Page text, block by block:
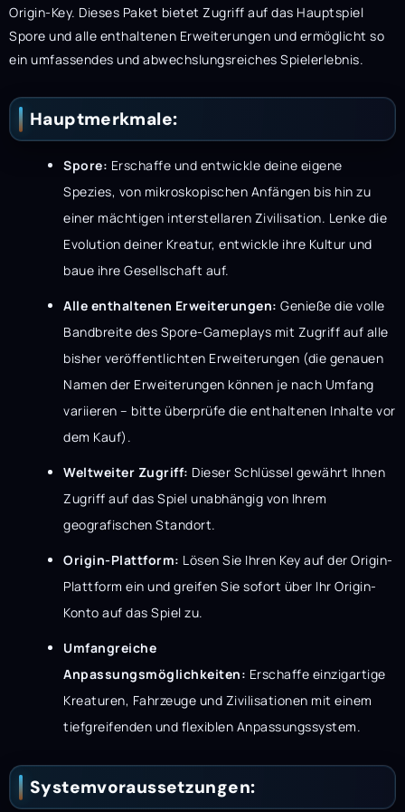
Origin-Key. Dieses Paket bietet Zugriff auf das Hauptspiel
Spore und alle enthaltenen Erweiterungen und ermöglicht so
ein umfassendes und abwechslungsreiches Spielerlebnis.
Hauptmerkmale:
Spore: Erschaffe und entwickle deine eigene
Spezies, von mikroskopischen Anfängen bis hin zu
einer mächtigen interstellaren Zivilisation. Lenke die
Evolution deiner Kreatur, entwickle ihre Kultur und
baue ihre Gesellschaft auf.
Alle enthaltenen Erweiterungen: Genieße die volle
Bandbreite des Spore-Gameplays mit Zugriff auf alle
bisher veröffentlichten Erweiterungen (die genauen
Namen der Erweiterungen können je nach Umfang
variieren – bitte überprüfe die enthaltenen Inhalte vor
dem Kauf).
Weltweiter Zugriff: Dieser Schlüssel gewährt Ihnen
Zugriff auf das Spiel unabhängig von Ihrem
geografischen Standort.
Origin-Plattform: Lösen Sie Ihren Key auf der Origin-
Plattform ein und greifen Sie sofort über Ihr Origin-
Konto auf das Spiel zu.
Umfangreiche
Anpassungsmöglichkeiten: Erschaffe einzigartige
Kreaturen, Fahrzeuge und Zivilisationen mit einem
tiefgreifenden und flexiblen Anpassungssystem.
Systemvoraussetzungen: